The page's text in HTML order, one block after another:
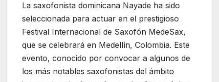
La saxofonista dominicana Nayade ha sido
seleccionada para actuar en el prestigioso
Festival Internacional de Saxofón MedeSax,
que se celebrará en Medellín, Colombia. Este
evento, conocido por convocar a algunos de
los más notables saxofonistas del ámbito